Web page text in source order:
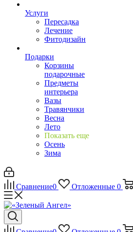
Услуги
Пересадка
Лечение
Фитодизайн
Подарки
Корзины
подарочные
Предметы
интерьера
Вазы
Травянчики
Весна
Лето
Показать еще
Осень
Зима
Сравнение0 Отложенные 0